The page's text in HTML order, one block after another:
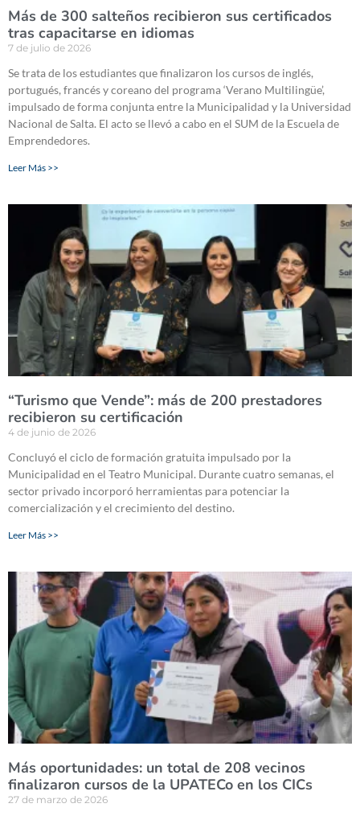
Más de 300 salteños recibieron sus certificados
tras capacitarse en idiomas
7 de julio de 2026
Se trata de los estudiantes que finalizaron los cursos de inglés,
portugués, francés y coreano del programa ‘Verano Multilingüe’,
impulsado de forma conjunta entre la Municipalidad y la Universidad
Nacional de Salta. El acto se llevó a cabo en el SUM de la Escuela de
Emprendedores.
Leer Más >>
“Turismo que Vende”: más de 200 prestadores
recibieron su certificación
4 de junio de 2026
Concluyó el ciclo de formación gratuita impulsado por la
Municipalidad en el Teatro Municipal. Durante cuatro semanas, el
sector privado incorporó herramientas para potenciar la
comercialización y el crecimiento del destino.
Leer Más >>
Más oportunidades: un total de 208 vecinos
finalizaron cursos de la UPATECo en los CICs
27 de marzo de 2026